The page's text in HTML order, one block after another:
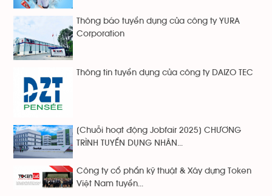
Thông báo tuyển dụng của công ty YURA
Corporation
Thông tin tuyển dụng của công ty DAIZO TEC
[Chuỗi hoạt động Jobfair 2025] CHƯƠNG
TRÌNH TUYỂN DỤNG NHÂN...
Công ty cổ phẩn kỹ thuật & Xây dựng Token
Việt Nam tuyển...